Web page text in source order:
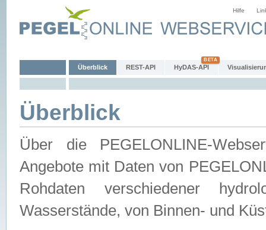
Hilfe
Überblick REST-API HyDAS-API
Überblick
Über die PEGELONLINE-
Angebote mit Daten von
Rohdaten verschiedener
Wasserstände, von Binnen- und